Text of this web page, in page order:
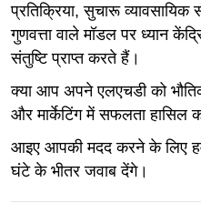
प्रतिक्रिया, सुचारू
गुणवत्ता वाले मॉडल पर ध्यान
संतुष्टि प्राप्त करते हैं।
क्या आप अपने एलएचडी को
और मार्केटिंग में सफलता हासिल
आइए आपकी मदद करने के लिए
घंटे के भीतर जवाब देंगे।